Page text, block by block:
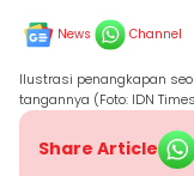
News Channel
Ilustrasi penangkapan
tangannya (Foto: IDN
Share Article